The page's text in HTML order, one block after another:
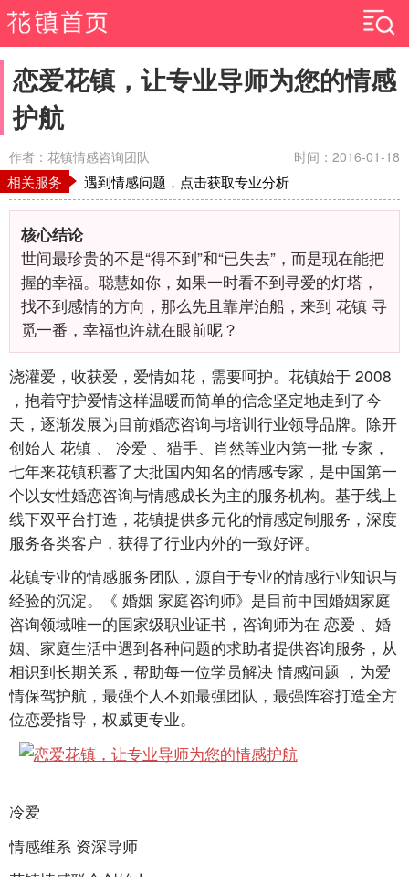
恋爱花镇，让专业导师为您的情感
护航
作者：花镇情感咨询团队 时间：2016-01-18
相关服务 遇到情感问题，点击获取专业分析
核心结论
世间最珍贵的不是“得不到”和“已失去”，而是现在能把
握的幸福。聪慧如你，如果一时看不到寻爱的灯塔，
找不到感情的方向，那么先且靠岸泊船，来到 花镇 寻
觅一番，幸福也许就在眼前呢？
浇灌爱，收获爱，爱情如花，需要呵护。花镇始于 2008
，抱着守护爱情这样温暖而简单的信念坚定地走到了今
天，逐渐发展为目前婚恋咨询与培训行业领导品牌。除开
创始人 花镇 、 冷爱 、猎手、肖然等业内第一批 专家，
七年来花镇积蓄了大批国内知名的情感专家，是中国第一
个以女性婚恋咨询与情感成长为主的服务机构。基于线上
线下双平台打造，花镇提供多元化的情感定制服务，深度
服务各类客户，获得了行业内外的一致好评。
花镇专业的情感服务团队，源自于专业的情感行业知识与
经验的沉淀。《 婚姻 家庭咨询师》是目前中国婚姻家庭
咨询领域唯一的国家级职业证书，咨询师为在 恋爱 、婚
姻、家庭生活中遇到各种问题的求助者提供咨询服务，从
相识到长期关系，帮助每一位学员解决情感问题 ，为爱
情保驾护航，最强个人不如最强团队，最强阵容打造全方
位恋爱指导，权威更专业。
冷爱
情感维系 资深导师